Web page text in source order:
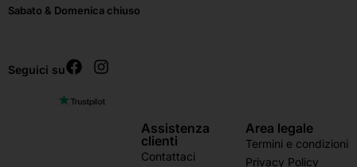
Sabato & Domenica chiuso
Seguici su
Assistenza
clienti
Contattaci
Area legale
Termini e condizioni
Privacy Policy